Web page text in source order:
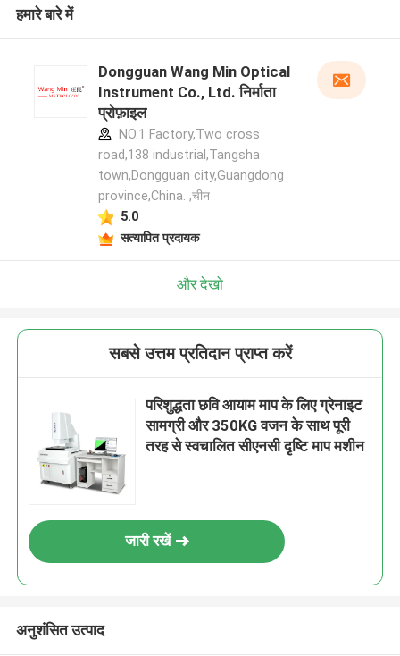
हमारे बारे में
Dongguan Wang Min Optical
Instrument Co., Ltd. निर्माता
प्रोफ़ाइल
NO.1 Factory,Two cross
road,138 industrial,Tangsha
town,Dongguan city,Guangdong
province,China. ,चीन
5.0
सत्यापित प्रदायक
और देखो
सबसे उत्तम प्रतिदान प्राप्त करें
परिशुद्धता छवि आयाम माप के लिए ग्रेनाइट
सामग्री और 350KG वजन के साथ पूरी
तरह से स्वचालित सीएनसी दृष्टि माप मशीन
जारी रखें
अनुशंसित उत्पाद